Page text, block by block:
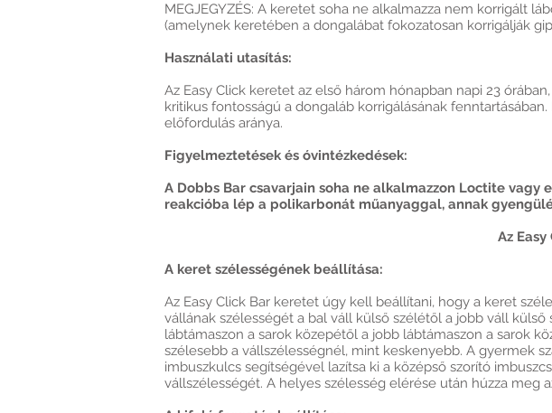
MEGJEGYZÉS: A keretet soha ne alkalmazza nem korrigált
(amelynek keretében a dongalábat fokozatosan korrigálják
Használati utasítás:
Az Easy Click keretet az első három hónapban napi 23
kritikus fontosságú a dongaláb korrigálásának
előfordulás aránya.
Figyelmeztetések és óvintézkedések:
A Dobbs Bar csavarjain soha ne alkalmazzon Loctite
reakcióba lép a polikarbonát műanyaggal, annak
Az
A keret szélességének beállítása:
Az Easy Click Bar keretet úgy kell beállítani, hogy a keret
vállának szélességét a bal váll külső szélétől a jobb váll külső
lábtámaszon a sarok közepétől a jobb lábtámaszon a sarok
szélesebb a vállszélességnél, mint keskenyebb. A gyermek
imbuszkulcs segítségével lazítsa ki a középső szorító
vállszélességét. A helyes szélesség elérése után húzza meg